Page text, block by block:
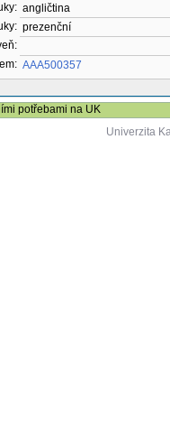
angličtina
prezenční
AAA500357
potřebami na UK
Univerzita